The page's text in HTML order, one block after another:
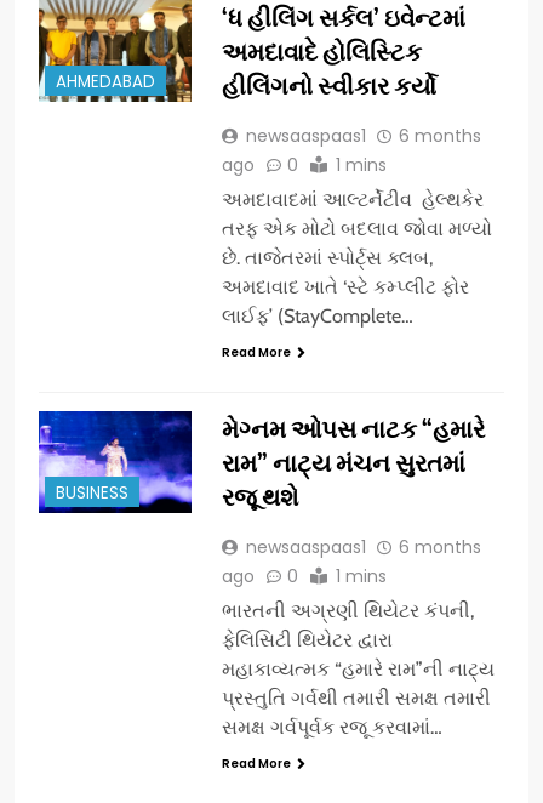
AHMEDABAD
‘ધ હીલિંગ સર્કલ’ ઇવેન્ટમાં
અમદાવાદે હોલિસ્ટિક
હીલિંગનો સ્વીકાર કર્યો
newsaaspaas1
6 months
ago
0 1 mins
અમદાવાદમાં આલ્ટર્નેટીવ હેલ્થકેર
તરફ એક મોટો બદલાવ જોવા મળ્યો
છે. તાજેતરમાં સ્પોર્ટ્સ ક્લબ,
અમદાવાદ ખાતે ‘સ્ટે કમ્પ્લીટ ફોર
લાઈફ’ (StayComplete…
Read More
BUSINESS
મેગ્નમ ઓપસ નાટક “હમારે
રામ” નાટ્ય મંચન સુરતમાં
રજૂ થશે
newsaaspaas1
6 months
ago
0 1 mins
ભારતની અગ્રણી થિયેટર કંપની,
ફેલિસિટી થિયેટર દ્વારા
મહાકાવ્યત્મક “હમારે રામ”ની નાટ્ય
પ્રસ્તુતિ ગર્વથી તમારી સમક્ષ તમારી
સમક્ષ ગર્વપૂર્વક રજૂ કરવામાં…
Read More